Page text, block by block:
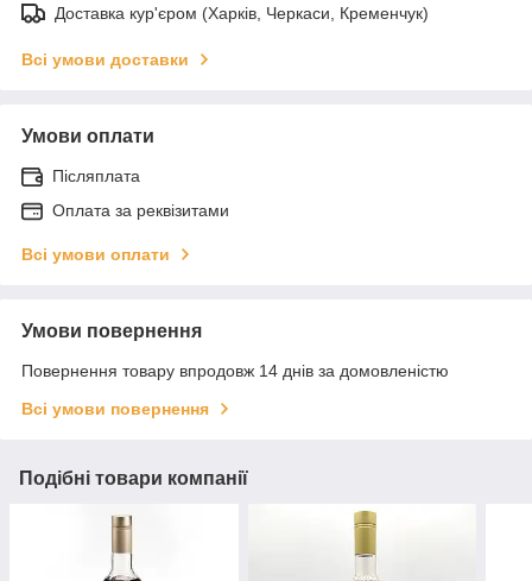
Доставка кур'єром (Харків, Черкаси, Кременчук)
Всі умови доставки
Умови оплати
Післяплата
Оплата за реквізитами
Всі умови оплати
Умови повернення
Повернення товару впродовж 14 днів за домовленістю
Всі умови повернення
Подібні товари компанії